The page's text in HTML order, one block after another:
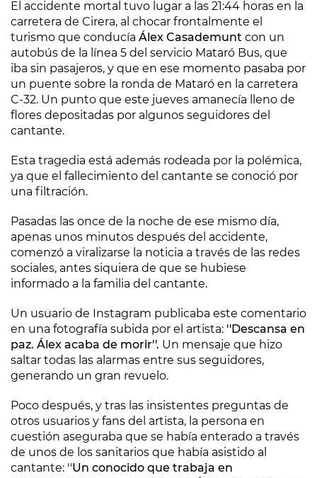
El accidente mortal tuvo lugar a las 21:44 horas en la
carretera de Cirera, al chocar frontalmente el
turismo que conducía Álex Casademunt con un
autobús de la línea 5 del servicio Mataró Bus, que
iba sin pasajeros, y que en ese momento pasaba por
un puente sobre la ronda de Mataró en la carretera
C-32. Un punto que este jueves amanecía lleno de
flores depositadas por algunos seguidores del
cantante.
Esta tragedia está además rodeada por la polémica,
ya que el fallecimiento del cantante se conoció por
una filtración.
Pasadas las once de la noche de ese mismo día,
apenas unos minutos después del accidente,
comenzó a viralizarse la noticia a través de las redes
sociales, antes siquiera de que se hubiese
informado a la familia del cantante.
Un usuario de Instagram publicaba este comentario
en una fotografía subida por el artista: ''Descansa en
paz. Álex acaba de morir''. Un mensaje que hizo
saltar todas las alarmas entre sus seguidores,
generando un gran revuelo.
Poco después, y tras las insistentes preguntas de
otros usuarios y fans del artista, la persona en
cuestión aseguraba que se había enterado a través
de unos de los sanitarios que había asistido al
cantante: ''Un conocido que trabaja en